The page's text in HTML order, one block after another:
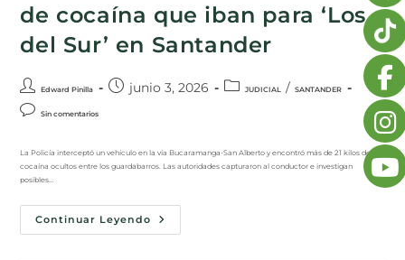
de cocaína que iban para ‘Los
del Sur’ en Santander
Edward Pinilla junio 3, 2026 JUDICIAL / SANTANDER
Sin comentarios
La Policía interceptó un vehículo en la vía Bucaramanga-San Alberto y encontró más de 21 kilos de
cocaína ocultos entre los guardabarros. Las autoridades capturaron al conductor e investigan
posibles…
Continuar Leyendo